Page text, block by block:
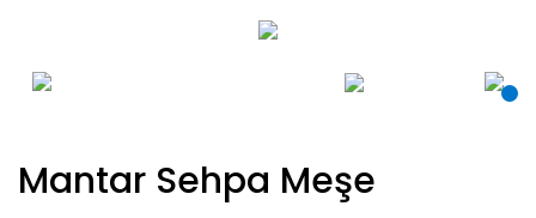
Mantar Sehpa Meşe